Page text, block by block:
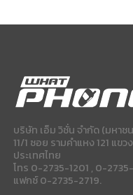
บริษัท เอ็ม วิชั่น จำกัด (มหาช
11/1 ซอย รามคำแหง 121 แข
ประเทศไทย
โทร 0-2735-1201 , 0-
แฟกซ์ 0-2735-2719.